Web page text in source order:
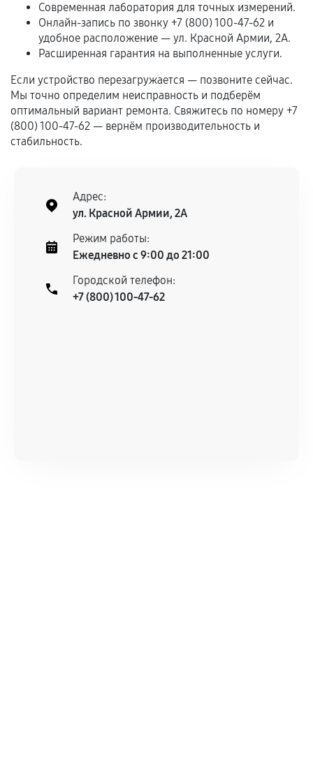
Программные сбои, если это не указано в
отдельных условиях.
Если комплектующие куплены
самостоятельно
Гарантия на выполненные работы может
Предоставленные детали подходят по
техническим параметрам и не имеют внешних
дефектов.
Установка была выполнена нашим сервисным
центром.
При этом гарантия на сами комплектующие
остается на стороне производителя или
Современная лаборатория для точных измерений.
Онлайн-запись по звонку +7 (800) 100-47-62 и
удобное расположение — ул. Красной Армии, 2А.
Расширенная гарантия на выполненные услуги.
Если устройство перезагружается — позвоните сейчас.
Мы точно определим неисправность и подберём
оптимальный вариант ремонта. Свяжитесь по номеру +7
(800) 100-47-62 — вернём производительность и
стабильность.
Адрес:
ул. Красной Армии, 2А
Режим работы:
Ежедневно с 9:00 до 21:00
Городской телефон:
+7 (800) 100-47-62